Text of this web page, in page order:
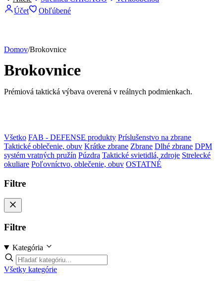
Účet
Obľúbené
Domov/Brokovnice
Brokovnice
Prémiová taktická výbava overená v reálnych podmienkach.
Všetko FAB - DEFENSE produkty Príslušenstvo na zbrane
Taktické oblečenie, obuv Krátke zbrane Zbrane Dlhé zbrane DPM
systém vratných pružín Púzdra Taktické svietidlá, zdroje Strelecké
okuliare Poľovníctvo, oblečenie, obuv OSTATNÉ
Filtre
Filtre
Kategória
Všetky kategórie